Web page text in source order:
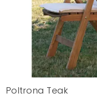
Poltrona Teak